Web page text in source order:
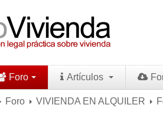
Foro Artículos
Foro VIVIENDA EN ALQUILER